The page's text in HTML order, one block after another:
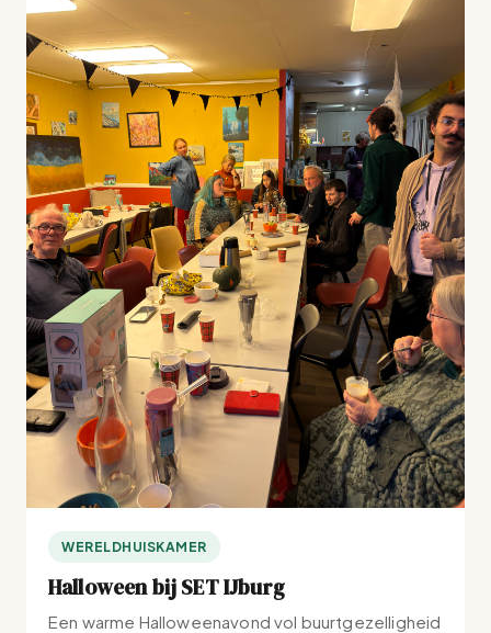
WERELDHUISKAMER
Halloween bij SET IJburg
Een warme Halloweenavond vol buurtgezelligheid